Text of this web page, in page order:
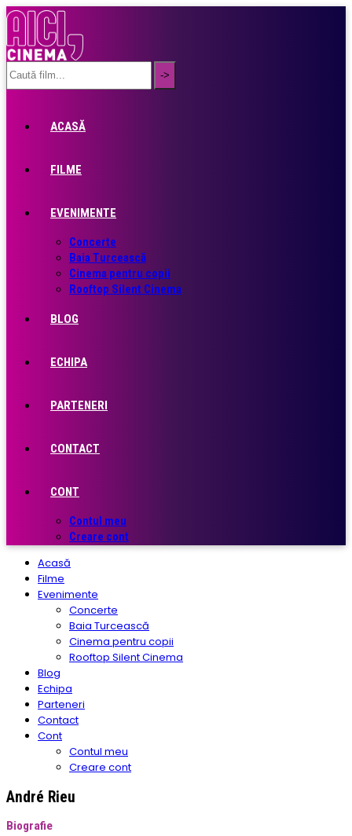
ACASĂ
FILME
EVENIMENTE
Concerte
Baia Turcească
Cinema pentru copii
Rooftop Silent Cinema
BLOG
ECHIPA
PARTENERI
CONTACT
CONT
Contul meu
Creare cont
Acasă
Filme
Evenimente
Concerte
Baia Turcească
Cinema pentru copii
Rooftop Silent Cinema
Blog
Echipa
Parteneri
Contact
Cont
Contul meu
Creare cont
André Rieu
Biografie